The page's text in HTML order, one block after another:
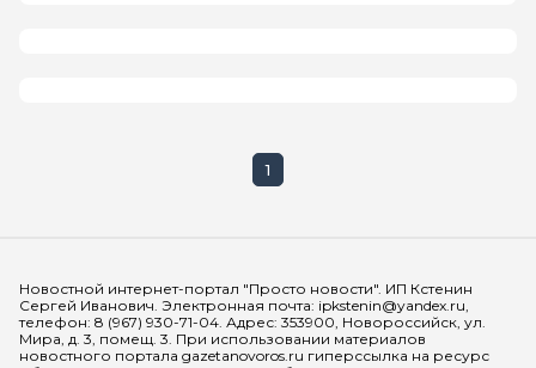
1
Новостной интернет-портал "Просто новости". ИП Кстенин
Сергей Иванович. Электронная почта: ipkstenin@yandex.ru,
телефон: 8 (967) 930-71-04. Адрес: 353900, Новороссийск, ул.
Мира, д. 3, помещ. 3. При использовании материалов
новостного портала gazetanovoros.ru гиперссылка на ресурс